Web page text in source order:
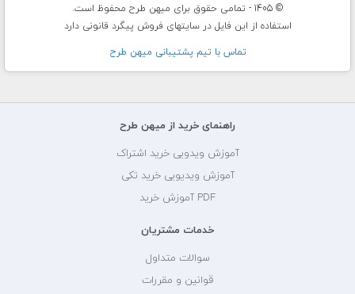
© 1405 - تمامی حقوق برای میهن طرح محفوظ است.
استفاده از این فایل در سایتهای فروش پیگرد قانونی دارد
تماس با تيم پشتيبانی ميهن طرح
راهنمای خرید از میهن طرح
آموزش ویدویی خرید اشتراک
آموزش ویدیویی خرید تکی
PDF آموزش خرید
خدمات مشتریان
سوالات متداول
قوانین و مقررات